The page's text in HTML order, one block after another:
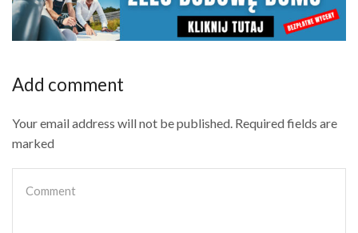
Add comment
Your email address will not be published. Required fields are
marked